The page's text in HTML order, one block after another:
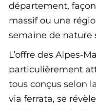
département,
massif ou une
semaine de nature
L’offre des Alpes-
particulièrement
tous conçus selon
via ferrata, se